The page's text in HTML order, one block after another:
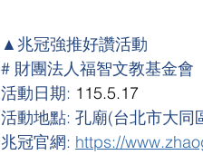
▲兆冠強推好讚活動
# 財團法人福智文教基金會
活動日期: 115.5.17
活動地點: 孔廟(台北市大同
兆冠官網: https://